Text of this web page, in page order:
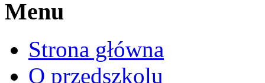
Menu
Strona główna
O przedszkolu